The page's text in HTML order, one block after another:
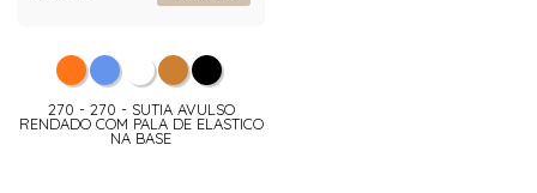
270 - 270 - SUTIA AVULSO
RENDADO COM PALA DE ELASTICO
NA BASE